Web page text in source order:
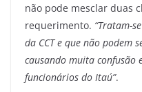
não pode mesclar duas
requerimento. “Tratam-
da CCT e que não podem
causando muita confusão
funcionários do Itaú”.